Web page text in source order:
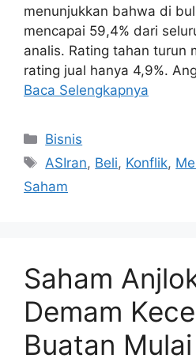
menunjukkan bahwa di
mencapai 59,4% dari
analis. Rating tahan turun
rating jual hanya 4,9%.
Baca Selengkapnya
Kategori
Bisnis
Tag
ASIran, Beli, Konflik,
Saham
Saham
Demam
Buatan